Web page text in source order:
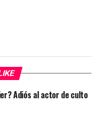
Adiós al actor de culto